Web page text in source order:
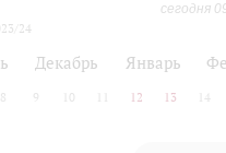
сегодня
24
Декабрь Январь
8 9 10 12 13 14